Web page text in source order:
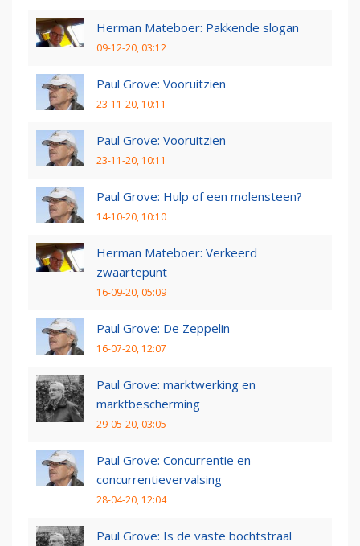
Herman Mateboer: Pakkende slogan
09-12-20, 03:12
Paul Grove: Vooruitzien
23-11-20, 10:11
Paul Grove: Vooruitzien
23-11-20, 10:11
Paul Grove: Hulp of een molensteen?
14-10-20, 10:10
Herman Mateboer: Verkeerd
zwaartepunt
16-09-20, 05:09
Paul Grove: De Zeppelin
16-07-20, 12:07
Paul Grove: marktwerking en
marktbescherming
29-05-20, 03:05
Paul Grove: Concurrentie en
concurrentievervalsing
28-04-20, 12:04
Paul Grove: Is de vaste bochtstraal